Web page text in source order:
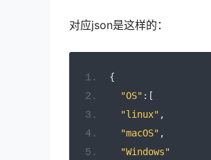
对应json是这样的：
{
"OS" :[
"linux" ,
"macOS" ,
"Windows"